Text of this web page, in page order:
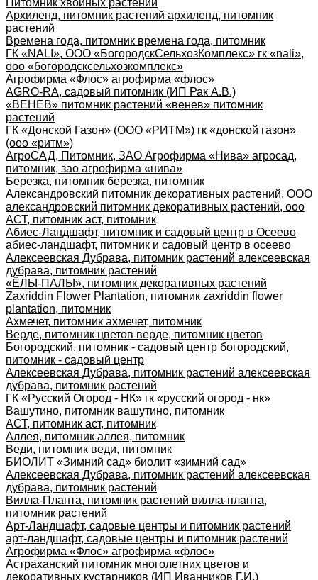
Питомник хвойных растений
Архиленд, питомник растений архиленд, питомник
растений
Времена года, питомник времена года, питомник
ГК «NALI», ООО «БогородскСельхозКомплекс» гк «nali»,
ооо «богородсксельхозкомплекс»
Агрофирма «Флос» агрофирма «флос»
AGRO-RA, садовый питомник (ИП Рак А.В.)
«ВЕНЕВ» питомник растений «венев» питомник
растений
ГК «Донской Газон» (ООО «РИТМ») гк «донской газон»
(ооо «ритм»)
АгроСАД, Питомник, ЗАО Агрофирма «Нива» агросад,
питомник, зао агрофирма «нива»
Березка, питомник березка, питомник
Александровский питомник декоративных растений, ООО
александровский питомник декоративных растений, ооо
АСТ, питомник аст, питомник
Абиес-Ландшафт, питомник и садовый центр в Осеево
абиес-ландшафт, питомник и садовый центр в осеево
Алексеевская Дубрава, питомник растений алексеевская
дубрава, питомник растений
«ЁЛЫ-ПАЛЫ», питомник декоративных растений
Zaxriddin Flower Plantation, питомник zaxriddin flower
plantation, питомник
Ахмечет, питомник ахмечет, питомник
Верде, питомник цветов верде, питомник цветов
Богородский, питомник - садовый центр богородский,
питомник - садовый центр
Алексеевская Дубрава, питомник растений алексеевская
дубрава, питомник растений
ГК «Русский Огород - НК» гк «русский огород - нк»
Вашутино, питомник вашутино, питомник
АСТ, питомник аст, питомник
Аллея, питомник аллея, питомник
Веди, питомник веди, питомник
БИОЛИТ «Зимний сад» биолит «зимний сад»
Алексеевская Дубрава, питомник растений алексеевская
дубрава, питомник растений
Вилла-Планта, питомник растений вилла-планта,
питомник растений
Арт-Ландшафт, садовые центры и питомник растений
арт-ландшафт, садовые центры и питомник растений
Агрофирма «Флос» агрофирма «флос»
Астраханский питомник многолетних цветов и
декоративных кустарников (ИП Иванников Г.И.)